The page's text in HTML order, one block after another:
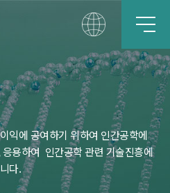
익에 공여하기 위하여 인간공학에
용하여 인간공학 관련 기술진흥에
다.